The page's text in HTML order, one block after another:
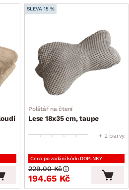
SLEVA 15 %
Polštář na čtení
Lese 18x35 cm, taupe
+ 2 barvy
Cena po zadání kódu DOPLNKY
194.65 Kč
229.00 Kč